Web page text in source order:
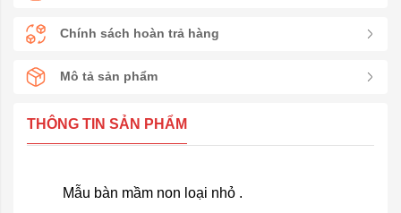
Chính sách hoàn trả hàng
Mô tả sản phẩm
THÔNG TIN SẢN PHẨM
Mẫu bàn mầm non loại nhỏ .